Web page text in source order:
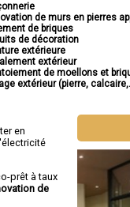
de murs en pierres
de briques
de décoration
extérieure
extérieur
de moellons et
extérieur (pierre,
en
prêt à taux
de